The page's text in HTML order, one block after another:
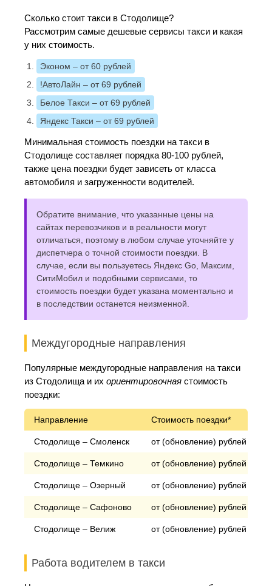
Сколько стоит такси в Стодолище?
Рассмотрим самые дешевые сервисы такси и какая
у них стоимость.
Эконом – от 60 рублей
!АвтоЛайн – от 69 рублей
Белое Такси – от 69 рублей
Яндекс Такси – от 69 рублей
Минимальная стоимость поездки на такси в
Стодолище составляет порядка 80-100 рублей,
также цена поездки будет зависеть от класса
автомобиля и загруженности водителей.
Обратите внимание, что указанные цены на
сайтах перевозчиков и в реальности могут
отличаться, поэтому в любом случае уточняйте у
диспетчера о точной стоимости поездки. В
случае, если вы пользуетесь Яндекс Go, Максим,
СитиМобил и подобными сервисами, то
стоимость поездки будет указана моментально и
в последствии останется неизменной.
Междугородные направления
Популярные междугородные направления на такси
из Стодолища и их ориентировочная стоимость
поездки:
Направление Стоимость поездки*
Стодолище – Смоленск от (обновление) рублей
Стодолище – Темкино от (обновление) рублей
Стодолище – Озерный от (обновление) рублей
Стодолище – Сафоново от (обновление) рублей
Стодолище – Велиж от (обновление) рублей
Работа водителем в такси